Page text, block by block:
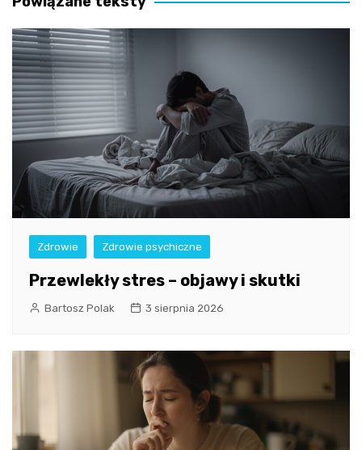
Zdrowie Zdrowie psychiczne
Przewlekły stres – objawy i skutki
Bartosz Polak 3 sierpnia 2026